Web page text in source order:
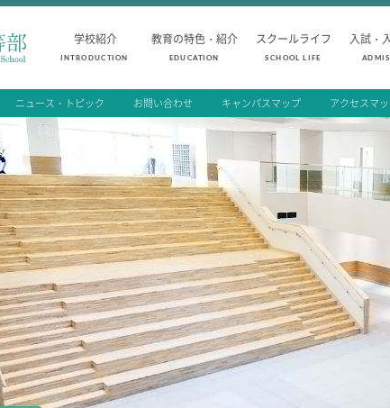
学校紹介
INTRODUCTION
教育の特色・紹介
EDUCATION
スクールライフ
SCHOOL LIFE
入試・
AOYAMA STYLE
教育の特色・紹介
教育課程
教科学習
キリスト教教育
国際交流
SCHOOL
スクールラ
スクールカレ
1日の流れ
施設設備紹介
制服紹介
進学・進路
学友会
生徒の作品
ニュース・トピック お問い合わせ キャンパスマップ アクセスマ